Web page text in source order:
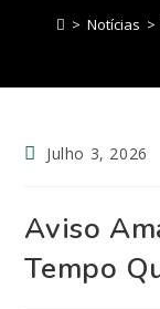
> Notícias >
Julho 3, 2026
Aviso
Tempo